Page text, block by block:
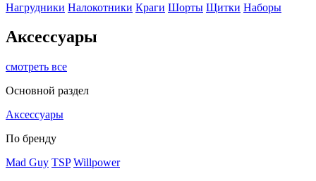
Нагрудники Налокотники Краги Шорты Щитки Наборы
Аксессуары
смотреть все
Основной раздел
Аксессуары
По бренду
Mad Guy TSP Willpower